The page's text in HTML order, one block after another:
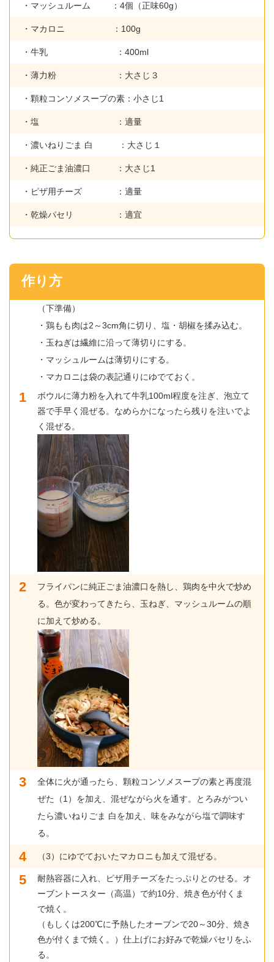
・マッシュルーム ：4個（正味60g）
・マカロニ ：100g
・牛乳 ：400ml
・薄力粉 ：大さじ３
・顆粒コンソメスープの素：小さじ1
・塩 ：適量
・濃いねりごま 白 ：大さじ１
・純正ごま油濃口 ：大さじ1
・ピザ用チーズ ：適量
・乾燥パセリ ：適宜
作り方
（下準備）
・鶏もも肉は2～3cm角に切り、塩・胡椒を揉み込む。
・玉ねぎは繊維に沿って薄切りにする。
・マッシュルームは薄切りにする。
・マカロニは袋の表記通りにゆでておく。
ボウルに薄力粉を入れて牛乳100ml程度を注ぎ、泡立て
器で手早く混ぜる。なめらかになったら残りを注いでよ
く混ぜる。
フライパンに純正ごま油濃口を熱し、鶏肉を中火で炒め
る。色が変わってきたら、玉ねぎ、マッシュルームの順
に加えて炒める。
全体に火が通ったら、顆粒コンソメスープの素と再度混
ぜた（1）を加え、混ぜながら火を通す。とろみがつい
たら濃いねりごま 白を加え、味をみながら塩で調味す
る。
（3）にゆでておいたマカロニも加えて混ぜる。
耐熱容器に入れ、ピザ用チーズをたっぷりとのせる。オ
ーブントースター（高温）で約10分、焼き色が付くま
で焼く。
（もしくは200℃に予熱したオーブンで20～30分、焼き
色が付くまで焼く。）仕上げにお好みで乾燥パセリをふ
る。